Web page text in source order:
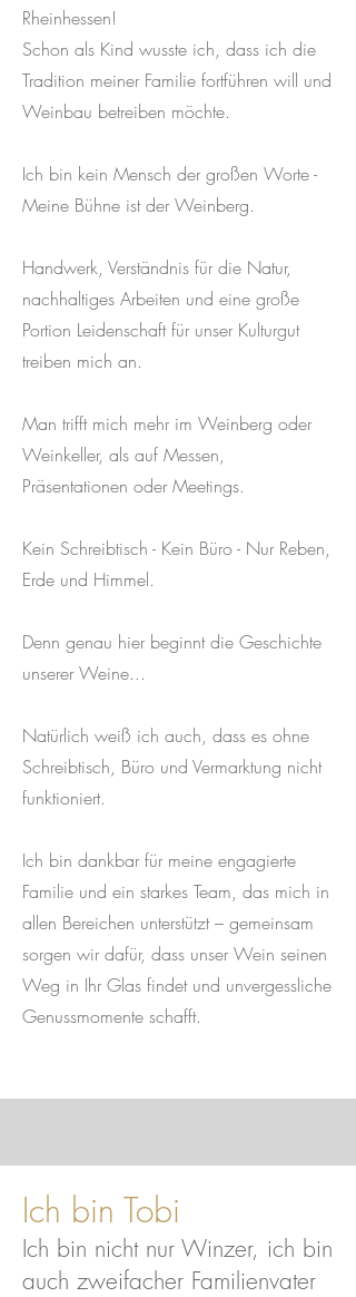
Rheinhessen!
Schon als Kind wusste ich, dass ich die
Tradition meiner Familie fortführen will und
Weinbau betreiben möchte.
Ich bin kein Mensch der großen Worte -
Meine Bühne ist der Weinberg.
Handwerk, Verständnis für die Natur,
nachhaltiges Arbeiten und eine große
Portion Leidenschaft für unser Kulturgut
treiben mich an.
Man trifft mich mehr im Weinberg oder
Weinkeller, als auf Messen,
Präsentationen oder Meetings.
Kein Schreibtisch - Kein Büro - Nur Reben,
Erde und Himmel.
Denn genau hier beginnt die Geschichte
unserer Weine...
​Natürlich weiß ich auch, dass es ohne
Schreibtisch, Büro und Vermarktung nicht
funktioniert.
Ich bin dankbar für meine engagierte
Familie und ein starkes Team, das mich in
allen Bereichen unterstützt – gemeinsam
sorgen wir dafür, dass unser Wein seinen
Weg in Ihr Glas findet und unvergessliche
Genussmomente schafft.​​
Ich bin Tobi
Ich bin nicht nur Winzer, ich bin
auch zweifacher Familienvater